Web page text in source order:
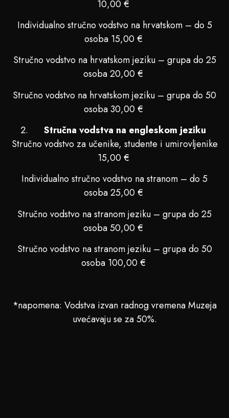
10,00 €
Individualno stručno vodstvo na hrvatskom – do 5
osoba 15,00 €
Stručno vodstvo na hrvatskom jeziku – grupa do 25
osoba 20,00 €
Stručno vodstvo na hrvatskom jeziku – grupa do 50
osoba 30,00 €
Stručna vodstva na engleskom jeziku
Stručno vodstvo za učenike, studente i umirovljenike
15,00 €
Individualno stručno vodstvo na stranom – do 5
osoba 25,00 €
Stručno vodstvo na stranom jeziku – grupa do 25
osoba 50,00 €
Stručno vodstvo na stranom jeziku – grupa do 50
osoba 100,00 €
*napomena: Vodstva izvan radnog vremena Muzeja
uvećavaju se za 50%.